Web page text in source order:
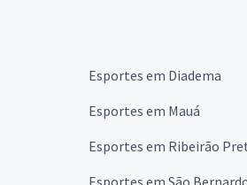
Esportes em Diadema
Esportes em Mauá
Esportes em Ribeirão
Esportes em São